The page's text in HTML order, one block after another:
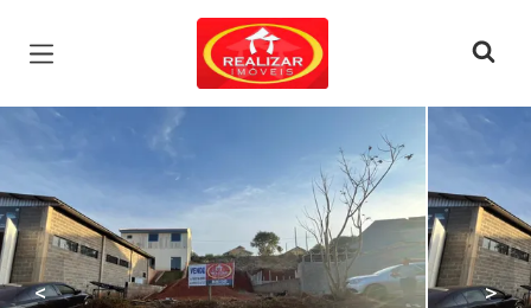
Página inicial
< >